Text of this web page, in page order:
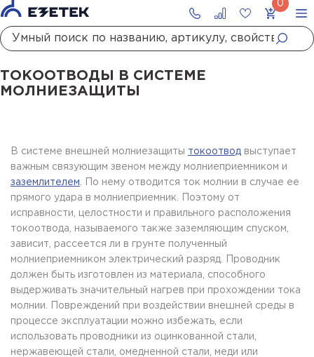
ГлавнаяСтатьи Токоотводы в системе молниезащиты
ТОКООТВОДЫ В СИСТЕМЕ
МОЛНИЕЗАЩИТЫ
В системе внешней молниезащиты токоотвод выступает
важным связующим звеном между молниеприемником и
заземлителем . По нему отводится ток молнии в случае ее
прямого удара в молниеприемник. Поэтому от
исправности, целостности и правильного расположения
токоотвода, называемого также заземляющим спуском,
зависит, рассеется ли в грунте полученный
молниеприемником электрический разряд. Проводник
должен быть изготовлен из материала, способного
выдерживать значительный нагрев при прохождении тока
молнии. Повреждений при воздействии внешней среды в
процессе эксплуатации можно избежать, если
использовать проводники из оцинкованной стали,
нержавеющей стали, омедненной стали, меди или